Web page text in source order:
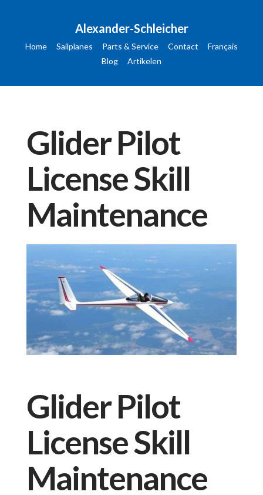
Alexander-Schleicher
Home Sailplanes Parts & Service Contact
Français
Blog
Artikelen
Glider Pilot
License Skill
Maintenance
Glider Pilot
License Skill
Maintenance